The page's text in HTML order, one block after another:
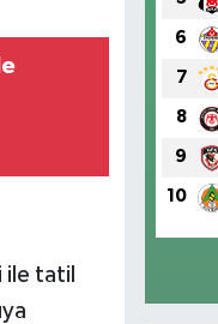
ile tatil
6
7
8
9
10